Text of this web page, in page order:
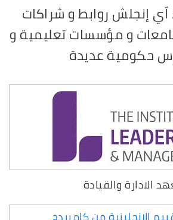
إنجلش روابط و شراكات
و مؤسسات تعليمية و
حكومية عديدة
الادارة والقيادة